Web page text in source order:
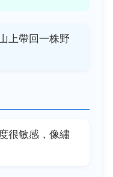
上帶回一株野
很敏感，像繡